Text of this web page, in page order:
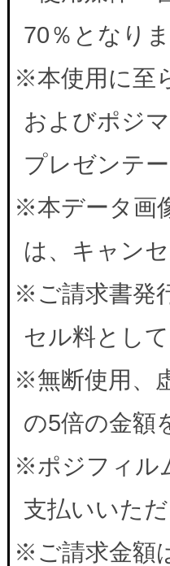
70％となりま
※本使用に至
およびポジ
プレゼンテ
※本データ画
は、キャン
※ご請求書発
セル料とし
※無断使用、
の5倍の金額
※ポジフィル
支払いいただ
※ご請求金額